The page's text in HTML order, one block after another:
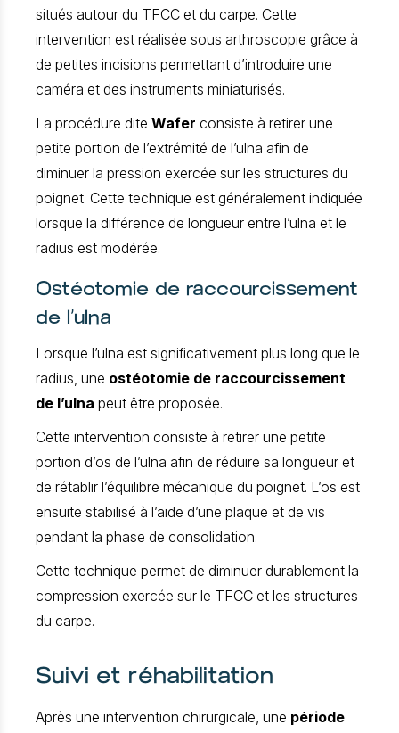
situés autour du TFCC et du carpe. Cette
intervention est réalisée sous arthroscopie grâce à
de petites incisions permettant d’introduire une
caméra et des instruments miniaturisés.
La procédure dite Wafer consiste à retirer une
petite portion de l’extrémité de l’ulna afin de
diminuer la pression exercée sur les structures du
poignet. Cette technique est généralement indiquée
lorsque la différence de longueur entre l’ulna et le
radius est modérée.
Ostéotomie de raccourcissement
de l’ulna
Lorsque l’ulna est significativement plus long que le
radius, une ostéotomie de raccourcissement
de l’ulna peut être proposée.
Cette intervention consiste à retirer une petite
portion d’os de l’ulna afin de réduire sa longueur et
de rétablir l’équilibre mécanique du poignet. L’os est
ensuite stabilisé à l’aide d’une plaque et de vis
pendant la phase de consolidation.
Cette technique permet de diminuer durablement la
compression exercée sur le TFCC et les structures
du carpe.
Suivi et réhabilitation
Après une intervention chirurgicale, une période